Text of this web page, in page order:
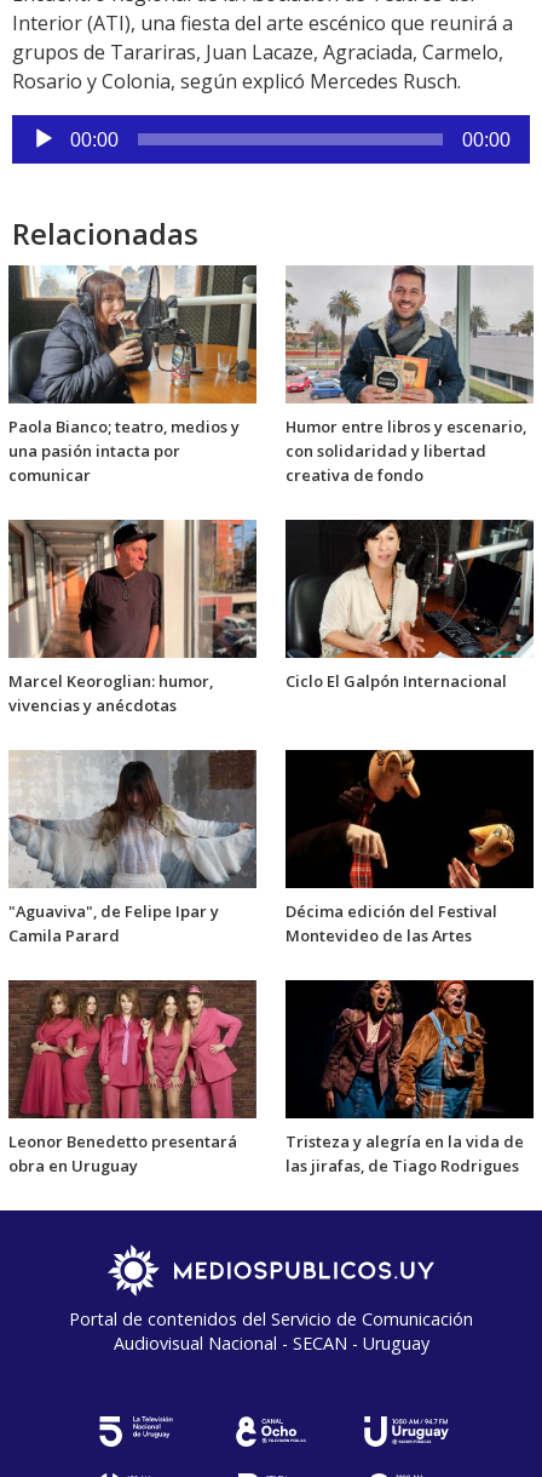
Interior (ATI), una fiesta del arte escénico que reunirá a
grupos de Tarariras, Juan Lacaze, Agraciada, Carmelo,
Rosario y Colonia, según explicó Mercedes Rusch.
Reproductor
de
00:00 00:00
Relacionadas
Paola Bianco; teatro, medios y
una pasión intacta por
comunicar
Humor entre libros y escenario,
con solidaridad y libertad
creativa de fondo
Marcel Keoroglian: humor,
vivencias y anécdotas
Ciclo El Galpón Internacional
"Aguaviva", de Felipe Ipar y
Camila Parard
Décima edición del Festival
Montevideo de las Artes
Leonor Benedetto presentará
obra en Uruguay
Tristeza y alegría en la vida de
las jirafas, de Tiago Rodrigues
Portal de contenidos del Servicio de Comunicación
Audiovisual Nacional - SECAN - Uruguay